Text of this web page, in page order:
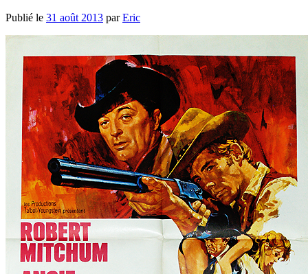
Publié le 31 août 2013 parEric